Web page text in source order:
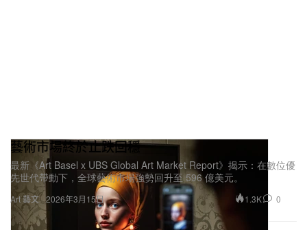
Art 藝文
藝術市場終於止跌回穩
最新《Art Basel x UBS Global Art Market Report》揭示：在數位優
先世代帶動下，全球藝術市場強勢回升至 596 億美元。
2026年3月15日 1.3K 0